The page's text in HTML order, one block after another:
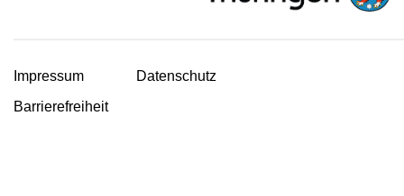
Impressum
Datenschutz
Barrierefreiheit